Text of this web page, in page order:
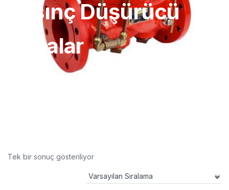
Basınç Düşürücü
Vanalar
Tek bir sonuç gösteriliyor